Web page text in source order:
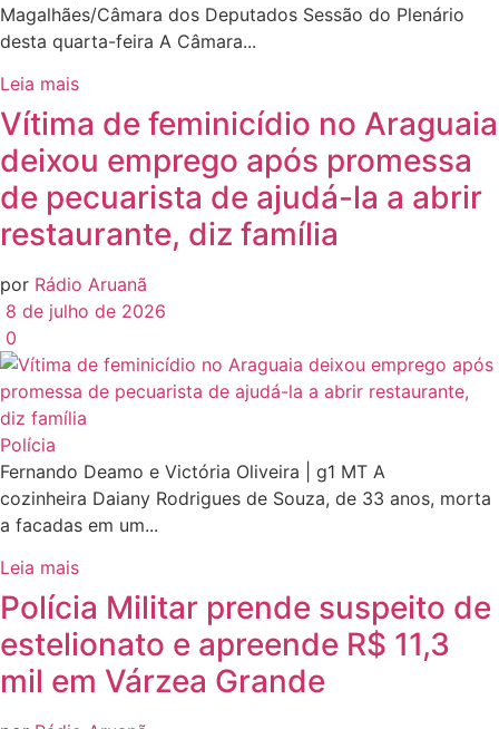
Magalhães/Câmara dos Deputados Sessão do Plenário
desta quarta-feira A Câmara...
Leia mais
Vítima de feminicídio no Araguaia
deixou emprego após promessa
de pecuarista de ajudá-la a abrir
restaurante, diz família
por Rádio Aruanã
8 de julho de 2026
0
Polícia
Fernando Deamo e Victória Oliveira | g1 MT A
cozinheira Daiany Rodrigues de Souza, de 33 anos, morta
a facadas em um...
Leia mais
Polícia Militar prende suspeito de
estelionato e apreende R$ 11,3
mil em Várzea Grande